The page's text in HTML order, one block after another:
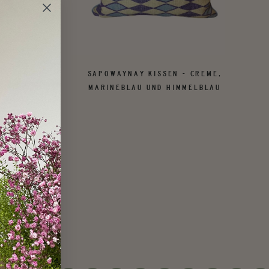
SAPOWAYNAY KISSEN - CREME,
MARINEBLAU UND HIMMELBLAU